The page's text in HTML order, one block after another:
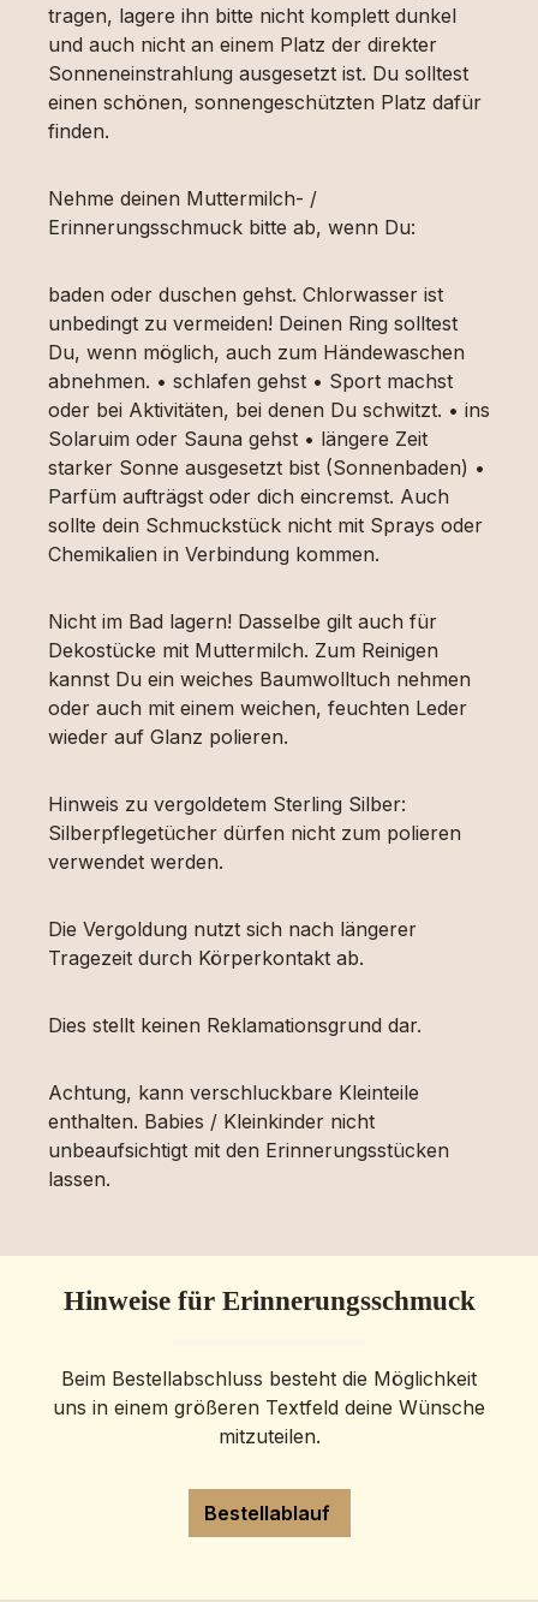
tragen, lagere ihn bitte nicht komplett dunkel
und auch nicht an einem Platz der direkter
Sonneneinstrahlung ausgesetzt ist. Du solltest
einen schönen, sonnengeschützten Platz dafür
finden.
Nehme deinen Muttermilch- /
Erinnerungsschmuck bitte ab, wenn Du:
baden oder duschen gehst. Chlorwasser ist
unbedingt zu vermeiden! Deinen Ring solltest
Du, wenn möglich, auch zum Händewaschen
abnehmen. • schlafen gehst • Sport machst
oder bei Aktivitäten, bei denen Du schwitzt. • ins
Solaruim oder Sauna gehst • längere Zeit
starker Sonne ausgesetzt bist (Sonnenbaden) •
Parfüm aufträgst oder dich eincremst. Auch
sollte dein Schmuckstück nicht mit Sprays oder
Chemikalien in Verbindung kommen.
Nicht im Bad lagern! Dasselbe gilt auch für
Dekostücke mit Muttermilch. Zum Reinigen
kannst Du ein weiches Baumwolltuch nehmen
oder auch mit einem weichen, feuchten Leder
wieder auf Glanz polieren.
Hinweis zu vergoldetem Sterling Silber:
Silberpflegetücher dürfen nicht zum polieren
verwendet werden.
Die Vergoldung nutzt sich nach längerer
Tragezeit durch Körperkontakt ab.
Dies stellt keinen Reklamationsgrund dar.
Achtung, kann verschluckbare Kleinteile
enthalten. Babies / Kleinkinder nicht
unbeaufsichtigt mit den Erinnerungsstücken
lassen.
Hinweise für Erinnerungsschmuck
Beim Bestellabschluss besteht die Möglichkeit
uns in einem größeren Textfeld deine Wünsche
mitzuteilen.
Bestellablauf